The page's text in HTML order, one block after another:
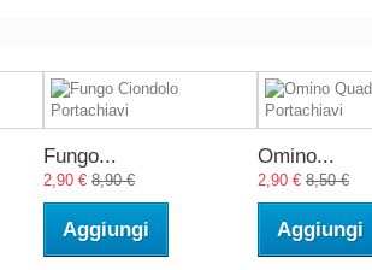
Fungo...
2,90 € 8,90 €
Aggiungi
Omino...
2,90 € 8,50 €
Aggiungi